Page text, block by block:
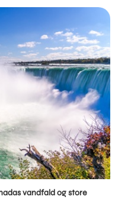
vandfald og store